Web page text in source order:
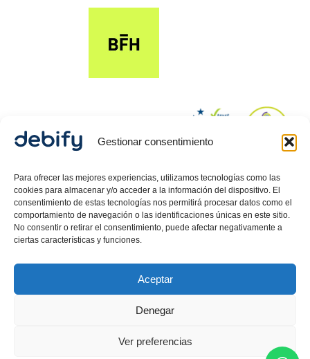
Gestionar consentimiento
Para ofrecer las mejores experiencias, utilizamos tecnologías como las
cookies para almacenar y/o acceder a la información del dispositivo. El
consentimiento de estas tecnologías nos permitirá procesar datos como el
comportamiento de navegación o las identificaciones únicas en este sitio.
No consentir o retirar el consentimiento, puede afectar negativamente a
ciertas características y funciones.
Aceptar
Denegar
Ver preferencias
© 2024 Debify – Derechos reservados.
Política de Privacidad
Aviso Legal
Política de cookies
Mercantil de Barcelona, Hoja 557512, Tomo 47626,
Carlos Guerrero
Director Legal inscrito como Mediador en el
Ministerio de Justicia.